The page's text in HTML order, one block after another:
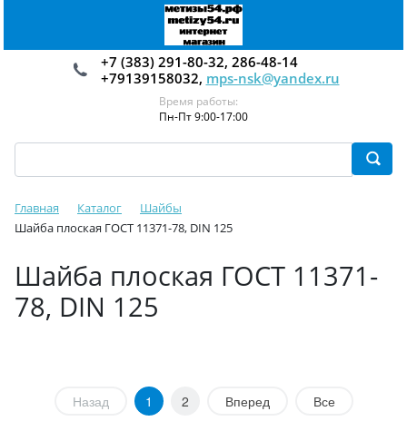
+7 (383) 291-80-32, 286-48-14
+79139158032, mps-nsk@yandex.ru
Время работы:
Пн-Пт 9:00-17:00
Главная Каталог
Шайбы
Шайба плоская ГОСТ 11371-78, DIN 125
Шайба плоская ГОСТ 11371-
78, DIN 125
Назад 1 2 Вперед Все